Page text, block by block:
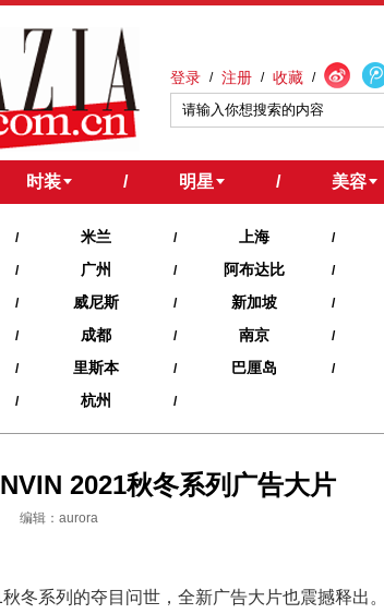
登录 / 注册 / 收藏 /
时装 / 明星 / 美容
/ 米兰 / 上海 /
/ 广州 / 阿布达比 /
/ 威尼斯 / 新加坡 /
/ 成都 / 南京 /
/ 里斯本 / 巴厘岛 /
/ 杭州 /
2021秋冬系列广告大片
编辑：aurora
冬系列的夺目问世，全新广告大片也震撼释出